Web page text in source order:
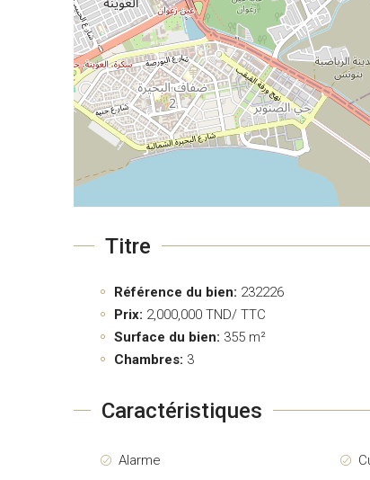
Titre
Référence du bien: 232226
Prix: 2,000,000 TND/ TTC
Surface du bien: 355 m²
Chambres: 3
Caractéristiques
Alarme